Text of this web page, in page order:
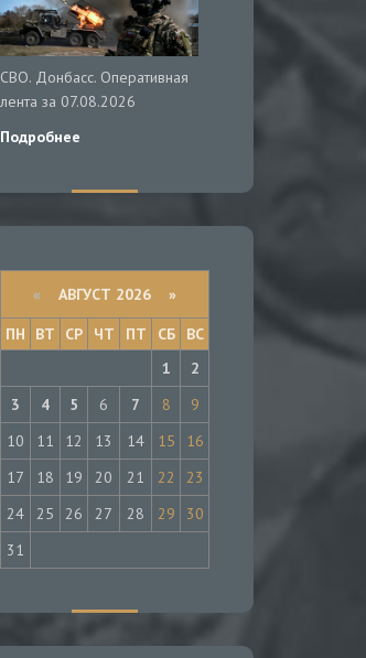
СВО. Донбасс. Оперативная
лента за 07.08.2026
Подробнее
« АВГУСТ 2026 »
ПН
ВТ СР ЧТ ПТ СБ
ВС
1
2
3
4 5 6 7 8
9
10
11 12 13 14 15
16
17
18 19 20 21 22
23
24
25 26 27 28 29
30
31